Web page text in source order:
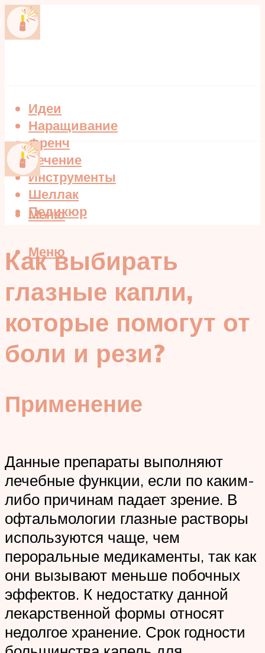
Идеи
Наращивание
Френч
Лечение
Инструменты
Шеллак
Педикюр
Меню
Меню
Как выбирать
глазные капли,
которые помогут от
боли и рези?
Применение
Данные препараты выполняют
лечебные функции, если по каким-
либо причинам падает зрение. В
офтальмологии глазные растворы
используются чаще, чем
пероральные медикаменты, так как
они вызывают меньше побочных
эффектов. К недостатку данной
лекарственной формы относят
недолгое хранение. Срок годности